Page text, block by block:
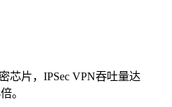
芯片，IPSec VPN吞吐量达
。